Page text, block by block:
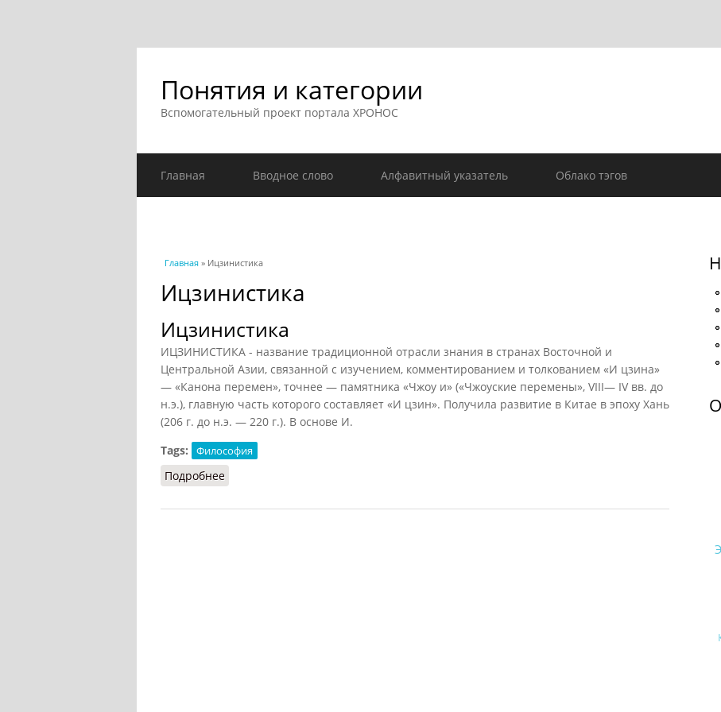
Понятия и категории
Вспомогательный проект портала ХРОНОС
Главная Вводное слово Алфавитный указатель Облако тэгов
Вы здесь
Главная » Ицзинистика
Ицзинистика
Ицзинистика
ИЦЗИНИСТИКА - название традиционной отрасли знания в странах Восточной и
Центральной Азии, связанной с изучением, комментированием и толкованием «И цзина»
— «Канона перемен», точнее — памятника «Чжоу и» («Чжоуские перемены», VIII— IV вв. до
н.э.), главную часть которого составляет «И цзин». Получила развитие в Китае в эпоху Хань
(206 г. до н.э. — 220 г.). В основе И.
Tags:
Философия
Подробнее